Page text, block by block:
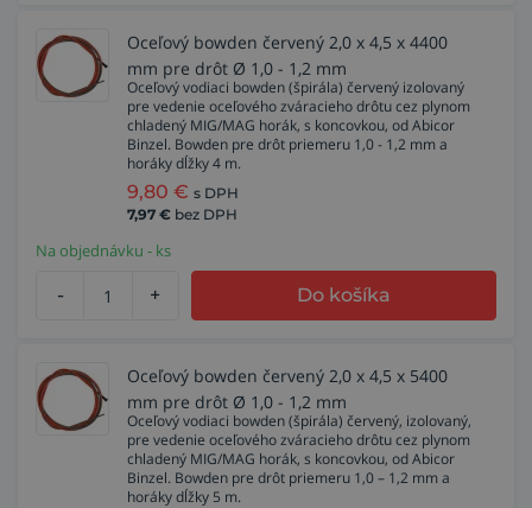
Oceľový bowden červený 2,0 x 4,5 x 4400
mm pre drôt Ø 1,0 - 1,2 mm
Oceľový vodiaci bowden (špirála) červený izolovaný
pre vedenie oceľového zváracieho drôtu cez plynom
chladený MIG/MAG horák, s koncovkou, od Abicor
Binzel. Bowden pre drôt priemeru 1,0 - 1,2 mm a
horáky dĺžky 4 m.
9,80 € s DPH
7,97 € bez DPH
Na objednávku - ks
- + Do košíka
Oceľový bowden červený 2,0 x 4,5 x 5400
mm pre drôt Ø 1,0 - 1,2 mm
Oceľový vodiaci bowden (špirála) červený, izolovaný,
pre vedenie oceľového zváracieho drôtu cez plynom
chladený MIG/MAG horák, s koncovkou, od Abicor
Binzel. Bowden pre drôt priemeru 1,0 – 1,2 mm a
horáky dĺžky 5 m.